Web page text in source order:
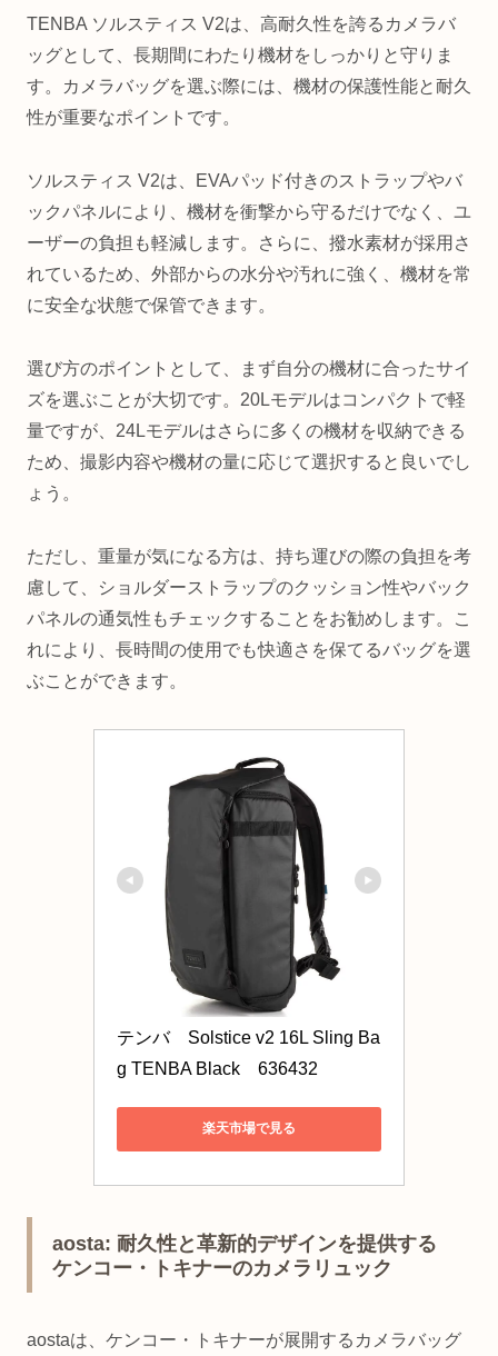
TENBA ソルスティス V2は、高耐久性を誇るカメラバ
ッグとして、長期間にわたり機材をしっかりと守りま
す。カメラバッグを選ぶ際には、機材の保護性能と耐久
性が重要なポイントです。
ソルスティス V2は、EVAパッド付きのストラップやバ
ックパネルにより、機材を衝撃から守るだけでなく、ユ
ーザーの負担も軽減します。さらに、撥水素材が採用さ
れているため、外部からの水分や汚れに強く、機材を常
に安全な状態で保管できます。
選び方のポイントとして、まず自分の機材に合ったサイ
ズを選ぶことが大切です。20Lモデルはコンパクトで軽
量ですが、24Lモデルはさらに多くの機材を収納できる
ため、撮影内容や機材の量に応じて選択すると良いでし
ょう。
ただし、重量が気になる方は、持ち運びの際の負担を考
慮して、ショルダーストラップのクッション性やバック
パネルの通気性もチェックすることをお勧めします。こ
れにより、長時間の使用でも快適さを保てるバッグを選
ぶことができます。
テンバ　Solstice v2 16L Sling Ba
g TENBA Black　636432
楽天市場で見る
aosta: 耐久性と革新的デザインを提供する
ケンコー・トキナーのカメラリュック
aostaは、ケンコー・トキナーが展開するカメラバッグ